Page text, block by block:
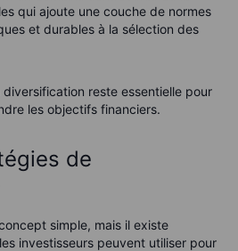
qui ajoute une couche de normes
et durables à la sélection des
reste essentielle pour
les objectifs financiers.
de
simple, mais il existe
investisseurs peuvent utiliser pour